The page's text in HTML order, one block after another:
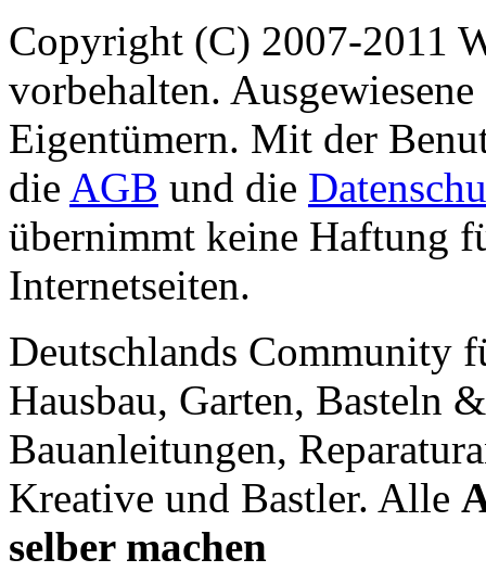
Copyright (C) 2007-2011
vorbehalten.
Eigentümern. Mit der
die AGB und die
übernimmt keine Haftung
Internetseiten.
Deutschlands Community
Hausbau, Garten, Basteln
Bauanleitungen,
Kreative und Bastler. Alle
selber machen